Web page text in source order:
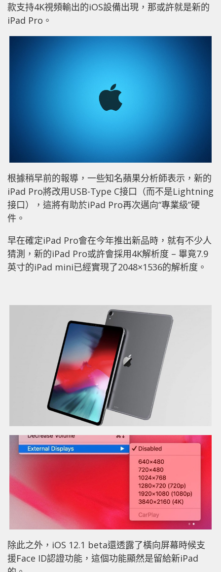
款支持4K視頻輸出的iOS設備出現，那或許就是新的
iPad Pro。
根據稍早前的報導，一些知名蘋果分析師表示，新的
iPad Pro將改用USB-Type C接口（而不是Lightning
接口），這將有助於iPad Pro再次邁向“專業級”硬
件。
早在確定iPad Pro會在今年推出新品時，就有不少人
猜測，新的iPad Pro或許會採用4K解析度 – 畢竟7.9
英寸的iPad mini已經實現了2048×1536的解析度。
除此之外，iOS 12.1 beta還透露了橫向屏幕時候支
援Face ID認證功能，這個功能顯然是留給新iPad